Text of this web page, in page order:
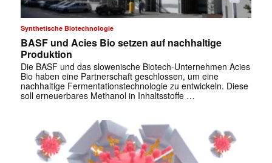
Synthetische Biotechnologie
BASF und Acies Bio setzen auf nachhaltige
Produktion
Die BASF und das slowenische Biotech-Unternehmen Acies
Bio haben eine Partnerschaft geschlossen, um eine
nachhaltige Fermentationstechnologie zu entwickeln. Diese
soll erneuerbares Methanol in Inhaltsstoffe …